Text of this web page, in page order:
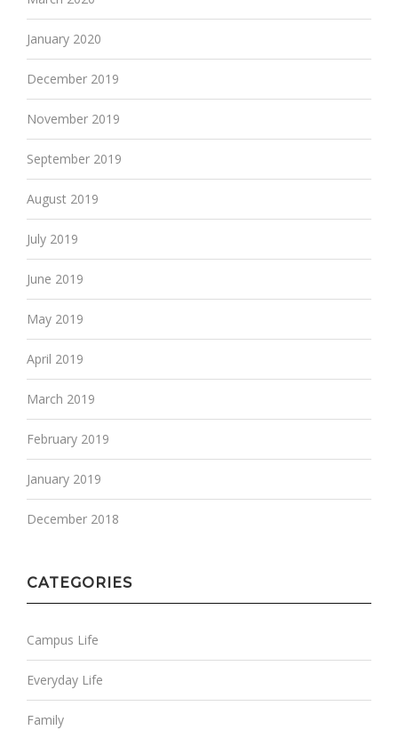
January 2020
December 2019
November 2019
September 2019
August 2019
July 2019
June 2019
May 2019
April 2019
March 2019
February 2019
January 2019
December 2018
CATEGORIES
Campus Life
Everyday Life
Family